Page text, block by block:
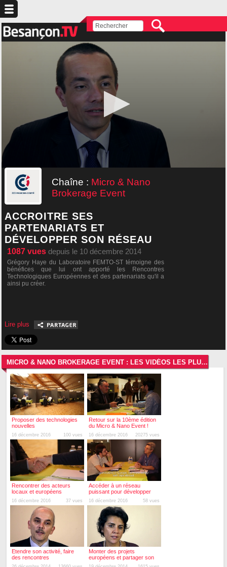
Chaîne : Micro & Nano
Brokerage Event
ACCROITRE SES
PARTENARIATS ET
DÉVELOPPER SON RÉSEAU
1087 vues depuis le 10 décembre 2014
Grégory Haye du Laboratoire FEMTO-ST témoigne des
bénéfices que lui ont apporté les Rencontres
Technologiques Européennes et des partenariats qu'il a
ainsi pu créer.
Lire plus
MICRO & NANO BROKERAGE EVENT : LES VIDÉOS LES PLUS RÉCENTES
Proposer des technologies
nouvelles
16 décembre 2016 100 vues
Retour sur la 10ème édition
du Micro & Nano Event !
16 décembre 2016 20275 vues
Rencontrer des acteurs
locaux et européens
16 décembre 2016 37 vues
Accéder à un réseau
puissant pour développer
des partenariats
16 décembre 2016 58 vues
Etendre son activité, faire
des rencontres
Monter des projets
européens et partager son
expérience